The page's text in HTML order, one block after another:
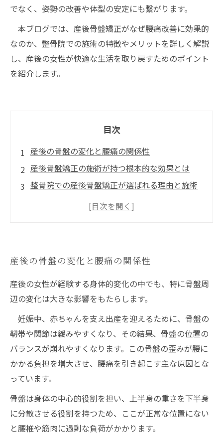
でなく、姿勢の改善や体型の安定にも繋がります。
本ブログでは、産後骨盤矯正がなぜ腰痛改善に効果的
なのか、整骨院での施術の特徴やメリットを詳しく解説
し、産後の女性が快適な生活を取り戻すためのポイント
を紹介します。
目次
産後の骨盤の変化と腰痛の関係性
産後骨盤矯正の施術が持つ根本的な効果とは
整骨院での産後骨盤矯正が選ばれる理由と施術
産後の骨盤の変化と腰痛の関係性
産後の女性が経験する身体的変化の中でも、特に骨盤周
辺の変化は大きな影響をもたらします。
妊娠中、赤ちゃんを支え出産を迎えるために、骨盤の
靭帯や関節は緩みやすくなり、その結果、骨盤の位置の
バランスが崩れやすくなります。この骨盤の歪みが腰に
かかる負担を増大させ、腰痛を引き起こす主な原因とな
っています。
骨盤は身体の中心的役割を担い、上半身の重さを下半身
に分散させる役割を持つため、ここが正常な位置にない
と腰椎や筋肉に過剰な負荷がかかります。